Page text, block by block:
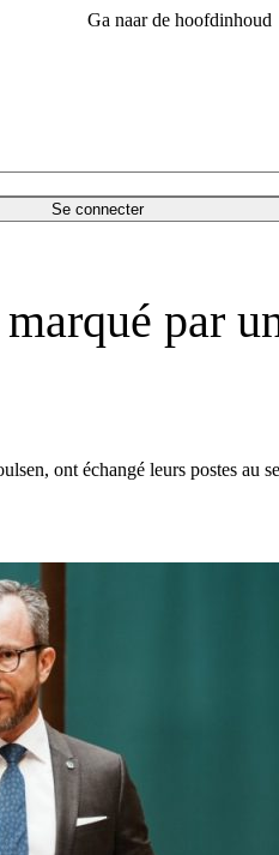
Ga naar de hoofdinhoud
Se connecter
par
ont échangé leurs postes au